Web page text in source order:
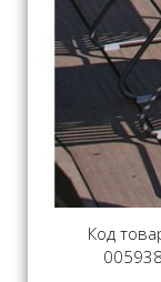
Код
005938